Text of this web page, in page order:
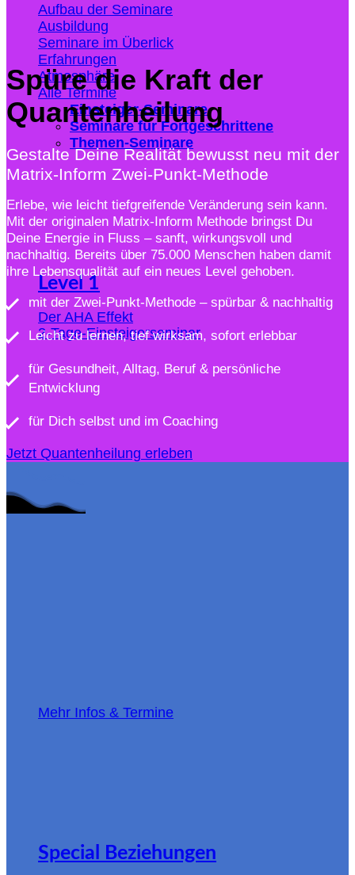
Aufbau der Seminare
Ausbildung
Seminare im Überlick
Erfahrungen
Atmosphäre
Alle Termine
Einsteiger-Seminare
Seminare für Fortgeschrittene
Themen-Seminare
Level 1
Der AHA Effekt
2-Tage-Einsteigerseminar
Mehr Infos & Termine
Special Beziehungen
Spüre die Kraft der
Quantenheilung
Gestalte Deine Realität bewusst neu mit der
Matrix-Inform Zwei-Punkt-Methode
Erlebe, wie leicht tiefgreifende Veränderung sein kann.
Mit der originalen Matrix-Inform Methode bringst Du
Deine Energie in Fluss – sanft, wirkungsvoll und
nachhaltig. Bereits über 75.000 Menschen haben damit
ihre Lebensqualität auf ein neues Level gehoben.
mit der Zwei-Punkt-Methode – spürbar & nachhaltig
Leicht zu lernen, tief wirksam, sofort erlebbar
für Gesundheit, Alltag, Beruf & persönliche
Entwicklung
für Dich selbst und im Coaching
Jetzt Quantenheilung erleben